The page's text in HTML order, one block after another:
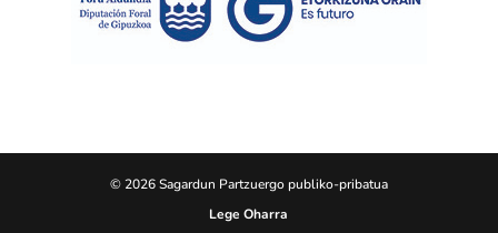
© 2026 Sagardun Partzuergo publiko-pribatua
Lege Oharra